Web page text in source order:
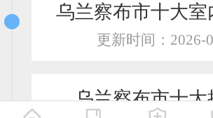
乌兰察布市十大室
更新时间：2026-
乌兰察布市十大